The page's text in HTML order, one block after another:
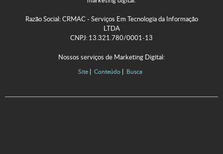
Razão Social: CRMAC - Serviços Em Tecnologia da Informação
LTDA
CNPJ: 13.321.780/0001-13
Nossos serviços de Marketing Digital:
Site Conteúdo Busca